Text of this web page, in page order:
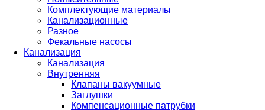
Комплектующие материалы
Канализационные
Разное
Фекальные насосы
Канализация
Канализация
Внутренняя
Клапаны вакуумные
Заглушки
Компенсационные патрубки